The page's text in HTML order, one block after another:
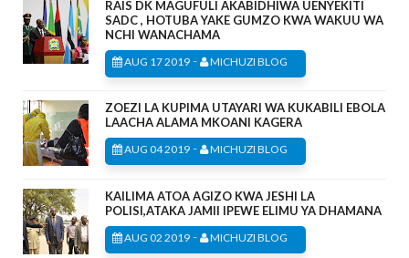
RAIS DK MAGUFULI AKABIDHIWA UENYEKITI
SADC , HOTUBA YAKE GUMZO KWA WAKUU WA
NCHI WANACHAMA
AUG 17 2019 - MICHUZI BLOG
ZOEZI LA KUPIMA UTAYARI WA KUKABILI EBOLA
LAACHA ALAMA MKOANI KAGERA
AUG 04 2019 - MICHUZI BLOG
KAILIMA ATOA AGIZO KWA JESHI LA
POLISI,ATAKA JAMII IPEWE ELIMU YA DHAMANA
AUG 02 2019 - MICHUZI BLOG